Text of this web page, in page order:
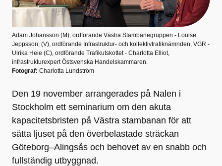
Adam Johansson (M), ordförande Västra Stambanegruppen - Louise
Jeppsson, (V), ordförande Infrastruktur- och kollektivtrafiknämnden, VGR -
Ulrika Heie (C), ordförande Trafikutskottet - Charlotta Elliot,
infrastrukturexpert Östsvenska Handelskammaren.
Fotograf: Charlotta Lundström
Den 19 november arrangerades på Nalen i
Stockholm ett seminarium om den akuta
kapacitetsbristen på Västra stambanan för att
sätta ljuset på den överbelastade sträckan
Göteborg–Alingsås och behovet av en snabb och
fullständig utbyggnad.